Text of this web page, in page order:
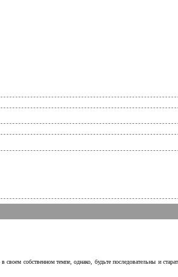
собственном темпе, однако, будьте последовательны и